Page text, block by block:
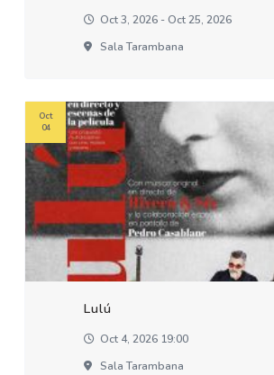
Oct 3, 2026 - Oct 25, 2026
Sala Tarambana
Lulú
Oct 4, 2026 19:00
Sala Tarambana
Oct
04